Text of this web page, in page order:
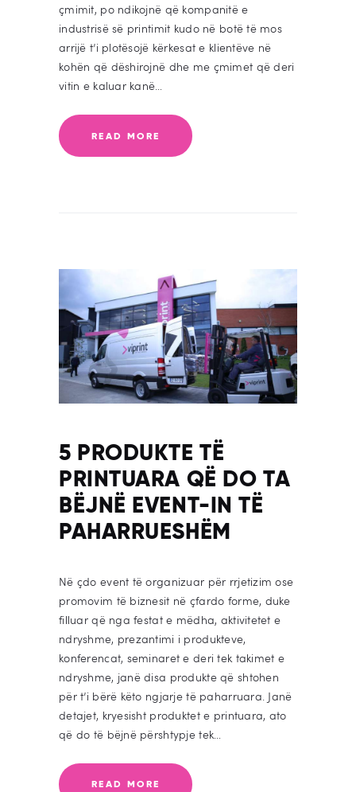
çmimit, po ndikojnë që kompanitë e
industrisë së printimit kudo në botë të mos
arrijë t’i plotësojë kërkesat e klientëve në
kohën që dëshirojnë dhe me çmimet që deri
vitin e kaluar kanë…
READ MORE
5 PRODUKTE TË
PRINTUARA QË DO TA
BËJNË EVENT-IN TË
PAHARRUESHËM
Në çdo event të organizuar për rrjetizim ose
promovim të biznesit në çfardo forme, duke
filluar që nga festat e mëdha, aktivitetet e
ndryshme, prezantimi i produkteve,
konferencat, seminaret e deri tek takimet e
ndryshme, janë disa produkte që shtohen
për t’i bërë këto ngjarje të paharruara. Janë
detajet, kryesisht produktet e printuara, ato
që do të bëjnë përshtypje tek…
READ MORE